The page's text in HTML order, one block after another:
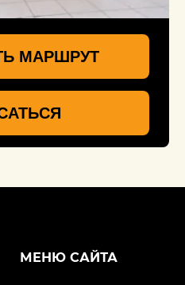
МАРШРУТ
МЕНЮ САЙТА